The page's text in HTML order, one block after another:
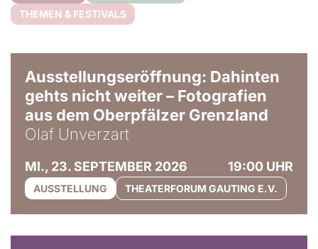
THEMEN & FESTIVALS
Ausstellungseröffnung: Dahinten
gehts nicht weiter – Fotografien
aus dem Oberpfälzer Grenzland
Olaf Unverzart
MI., 23. SEPTEMBER 2026 19:00 UHR
AUSSTELLUNG THEATERFORUM GAUTING E.V.